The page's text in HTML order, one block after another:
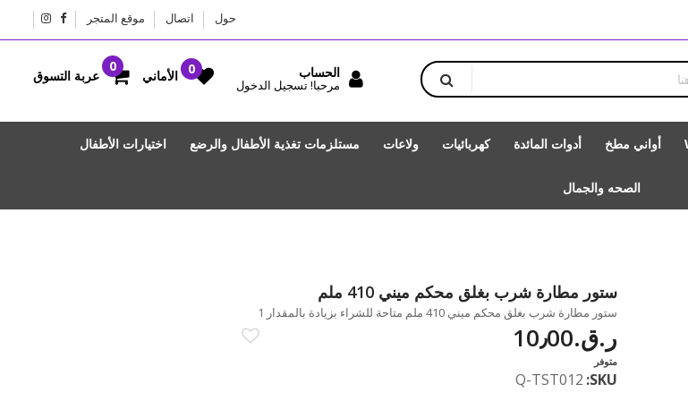
حول اتصال موقع المتجر
أواني مطخ أدوات المائدة كهربائيات ولاعات مستلزمات تغذية الأطفال والرضع اختيارات الأطفال
الصحه والجمال
الحساب
مرحبا! تسجيل الدخول
الأماني عربة التسوق
ستور مطارة شرب بغلق محكم ميني 410 ملم
ستور مطارة شرب بغلق محكم ميني 410 ملم متاحة للشراء بزيادة بالمقدار 1
ر.ق.‏10٫00
متوفر
SKU
Q-TST012